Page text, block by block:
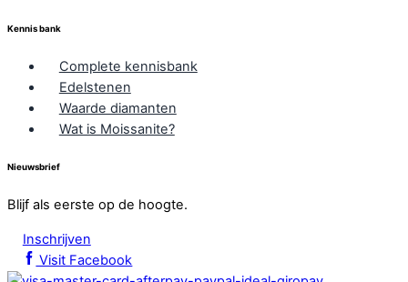
Kennis bank
Complete kennisbank
Edelstenen
Waarde diamanten
Wat is Moissanite?
Nieuwsbrief
Blijf als eerste op de hoogte.
Inschrijven
Visit Facebook